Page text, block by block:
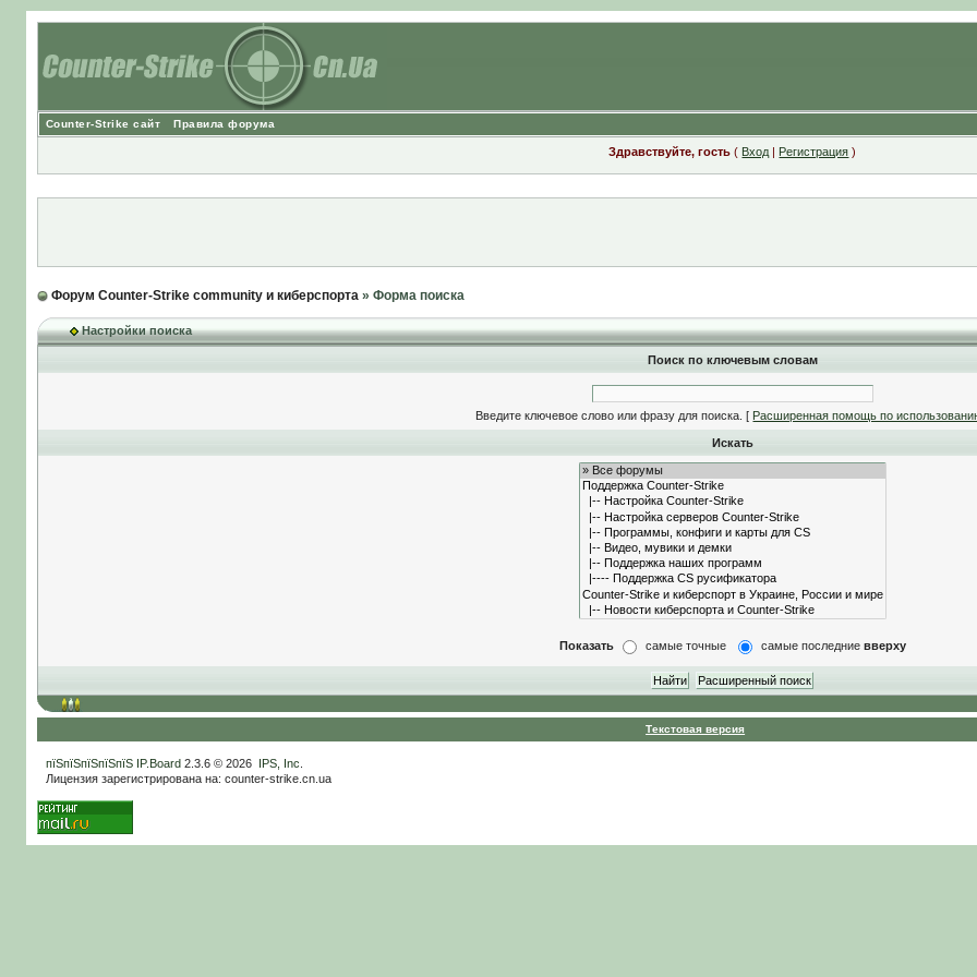
Counter-Strike сайт Правила форума
Здравствуйте, гость ( Вход | Регистрация )
Форум Counter-Strike community и киберспорта» Форма поиска
Настройки поиска
Поиск по ключевым словам
Введите ключевое слово или фразу для поиска. [ Расширенная помощь по
Искать
Показать самые точные самые последние вверху
Текстовая версия
пїЅпїЅпїЅпїЅпїЅ IP.Board2.3.6 © 2026 IPS, Inc
Лицензия зарегистрирована на: counter-strike.cn.ua